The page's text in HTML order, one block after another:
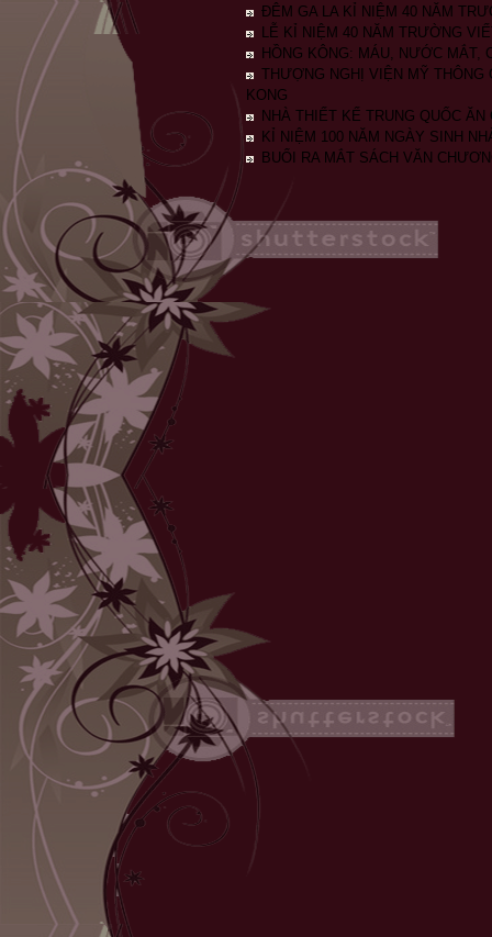
ĐÊM GA LA KỈ NIỆM 40 NĂM
LỄ KỈ NIỆM 40 NĂM TRƯỜNG
HỒNG KÔNG: MÁU, NƯỚC MẮT,
THƯỢNG NGHỊ VIỆN MỸ THÔNG
KONG
NHÀ THIẾT KẾ TRUNG QUỐC
KỈ NIỆM 100 NĂM NGÀY SINH
BUỔI RA MẮT SÁCH VĂN